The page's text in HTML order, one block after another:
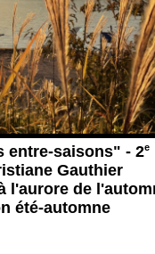
entre-saisons" - 2e
Gauthier
l'aurore de
été-automne